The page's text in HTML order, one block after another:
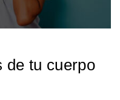
de tu cuerpo